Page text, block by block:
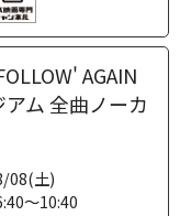
AGAIN
アム 全曲ノーカ
08(土)
～10:40